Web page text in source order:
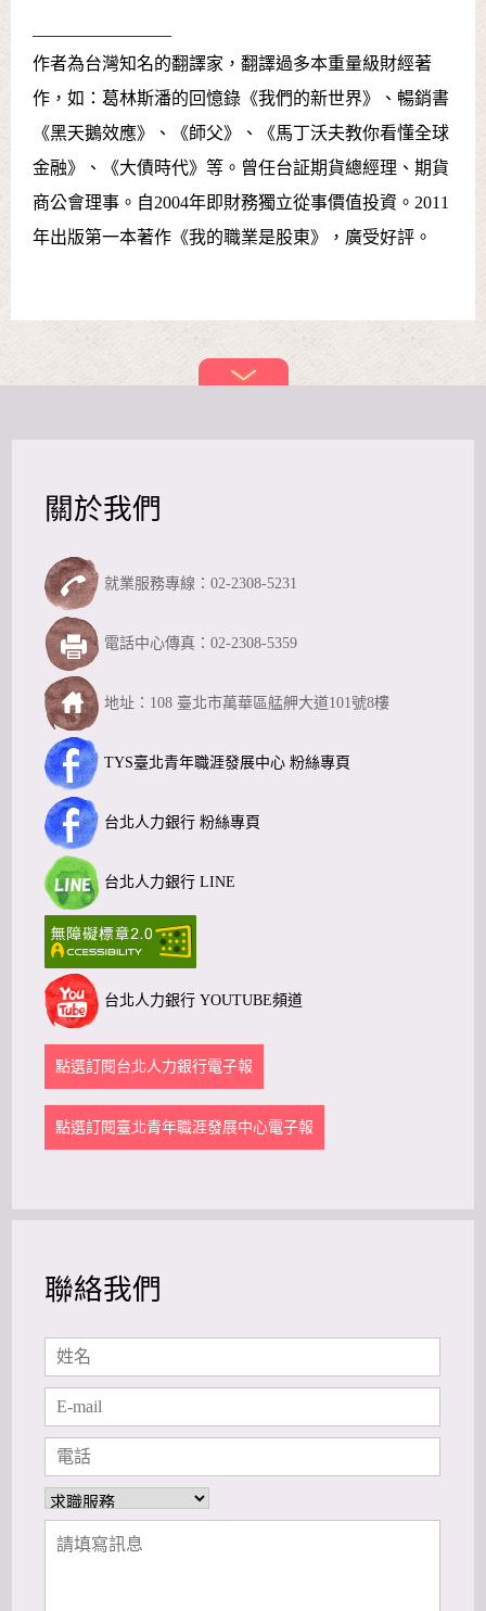
作者為台灣知名的翻譯家，翻譯過多本重量級財經著
作，如：葛林斯潘的回憶錄《我們的新世界》、暢銷書
《黑天鵝效應》、《師父》、《馬丁沃夫教你看懂全球
金融》、《大債時代》等。曾任台証期貨總經理、期貨
商公會理事。自2004年即財務獨立從事價值投資。2011
年出版第一本著作《我的職業是股東》，廣受好評。
關於我們
就業服務專線：02-2308-5231
TYS臺北青年職涯發展中心 粉絲專頁
電話中心傳真：02-2308-5359
台北人力銀行 粉絲專頁
地址：108 臺北市萬華區艋舺大道101號8樓
台北人力銀行 LINE
台北人力銀行 YOUTUBE頻道
點選訂閱台北人力銀行電子報
點選訂閱臺北青年職涯發展中心電子報
聯絡我們